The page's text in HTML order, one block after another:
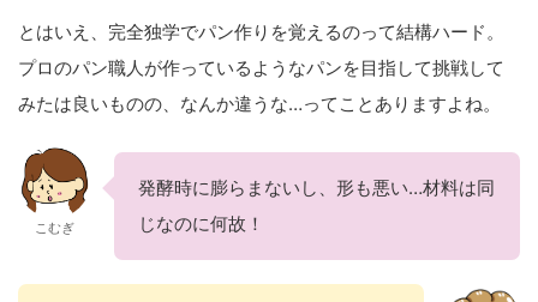
とはいえ、完全独学でパン作りを覚えるのって結構ハード。
プロのパン職人が作っているようなパンを目指して挑戦して
みたは良いものの、なんか違うな…ってことありますよね。
こむぎ
発酵時に膨らまないし、形も悪い…材料は同
じなのに何故！